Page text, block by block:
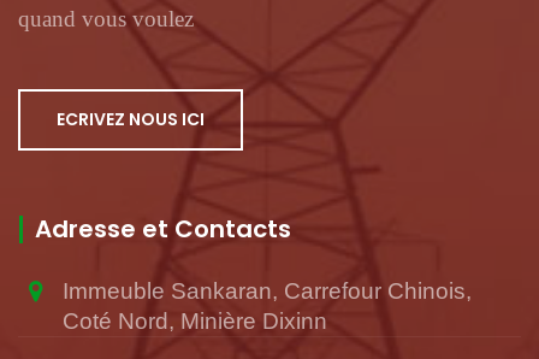
quand vous voulez
ECRIVEZ NOUS ICI
Adresse et Contacts
Immeuble Sankaran, Carrefour Chinois,
Coté Nord, Minière Dixinn